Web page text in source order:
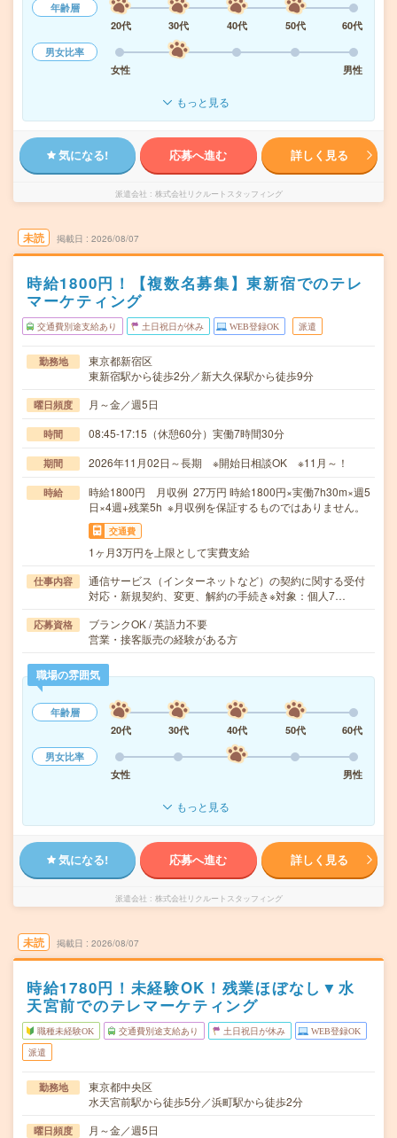
年齢層
20代
30代 40代 50代
60代
男女比率
女性
男性
もっと見る
気になる! 応募へ進む 詳しく見る
派遣会社 株式会社リクルートスタッフィング
未読 掲載日 2026/08/07
時給1800円！【複数名募集】東新宿でのテレ
マーケティング
交通費別途支給あり 土日祝日が休み WEB登録OK 派遣
勤務地
東京都新宿区
東新宿駅から徒歩2分／新大久保駅から徒歩9分
曜日頻度 月～金／週5日
時間 08:45-17:15（休憩60分）実働7時間30分
期間 2026年11月02日～長期 ※開始日相談OK ※11月～！
時給
時給1800円 月収例 27万円 時給1800円×実働7h30m×週5
日×4週+残業5h ※月収例を保証するものではありません。
交通費
1ヶ月3万円を上限として実費支給
仕事内容
通信サービス（インターネットなど）の契約に関する受付
対応・新規契約、変更、解約の手続き※対象：個人7…
応募資格
ブランクOK / 英語力不要
営業・接客販売の経験がある方
職場の雰囲気
年齢層
20代
30代 40代 50代
60代
男女比率
女性
男性
もっと見る
気になる! 応募へ進む 詳しく見る
派遣会社 株式会社リクルートスタッフィング
未読 掲載日 2026/08/07
時給1780円！未経験OK！残業ほぼなし▼水
天宮前でのテレマーケティング
職種未経験OK 交通費別途支給あり 土日祝日が休み WEB登録OK
派遣
勤務地
東京都中央区
水天宮前駅から徒歩5分／浜町駅から徒歩2分
曜日頻度 月～金／週5日